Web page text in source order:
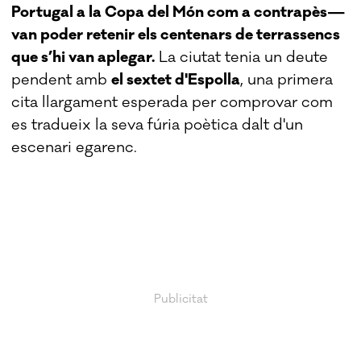
Portugal a la Copa del Món com a contrapès—
van poder retenir els centenars de terrassencs
que s’hi van aplegar. La ciutat tenia un deute
pendent ambel sextet d'Espolla, una primera
cita llargament esperada per comprovar com
es tradueix la seva fúria poètica dalt d'un
escenari egarenc.